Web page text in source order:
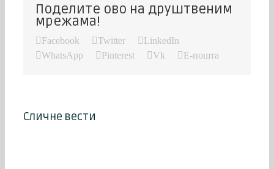
Поделите ово на друштвеним
мрежама!
Facebook Twitter
LinkedIn
WhatsApp
Pinterest Vk Е-пошта
Сличне вести